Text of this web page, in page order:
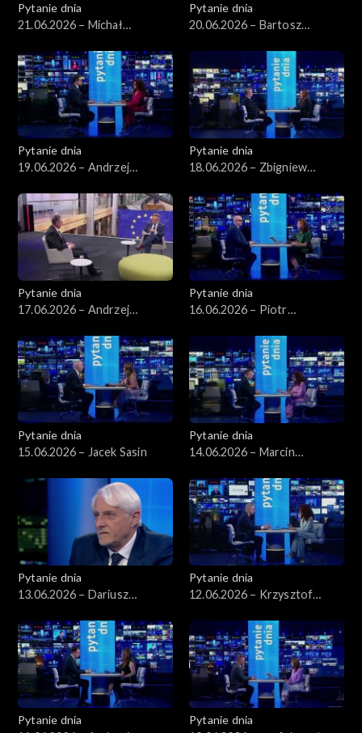
Pytanie dnia
21.06.2026 – Michał
Pytanie dnia
20.06.2026 – Bartosz
Pytanie dnia
19.06.2026 – Andrzej
Pytanie dnia
18.06.2026 – Zbigniew
Pytanie dnia
17.06.2026 – Andrzej
Pytanie dnia
16.06.2026 – Piotr
Pytanie dnia
15.06.2026 – Jacek Sasin
Pytanie dnia
14.06.2026 – Marcin
Pytanie dnia
13.06.2026 – Dariusz
Pytanie dnia
12.06.2026 – Krzysztof
Pytanie dnia
Pytanie dnia